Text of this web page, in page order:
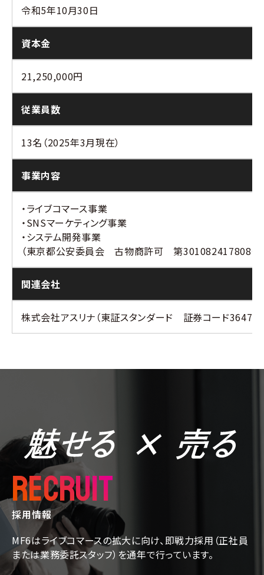
令和5年10月30日
資本金
21,250,000円
従業員数
13名（2025年3月現在）
事業内容
・ライブコマース事業
・SNSマーケティング事業
・システム開発事業
（東京都公安委員会 古物商許可 第301082417808号
関連会社
株式会社アスリナ（東証スタンダード 証券コード3647）
RECRUIT
採用情報
MF6はライブコマースの拡大に向け、即戦力採用（正社員
または業務委託スタッフ）を通年で行っています。